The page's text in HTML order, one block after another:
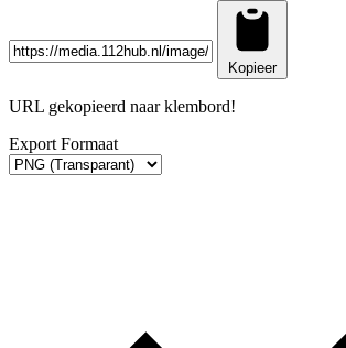
Kopieer
URL gekopieerd naar klembord!
Export Formaat